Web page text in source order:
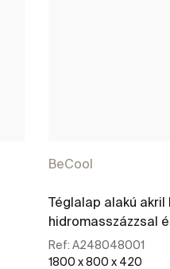
BeCool
Téglalap alakú
hidromasszázzsal
Ref:A248048001
1800 x 800 x 420